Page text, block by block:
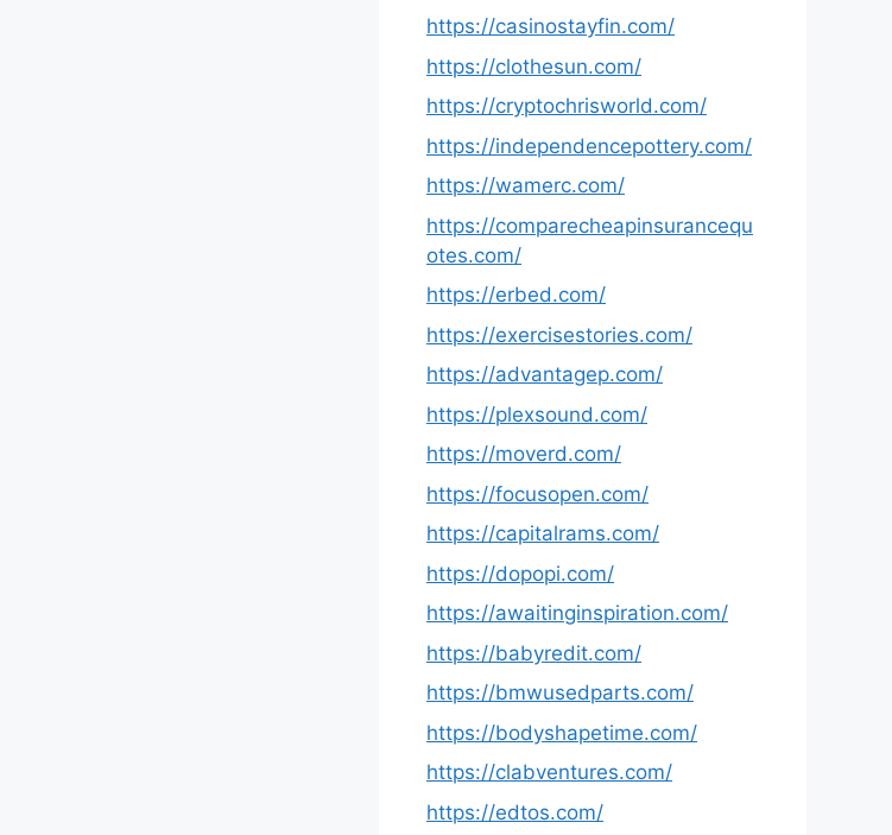
https://casinostayfin.com/
https://clothesun.com/
https://cryptochrisworld.com/
https://independencepottery.com/
https://wamerc.com/
https://comparecheapinsurancequ
otes.com/
https://erbed.com/
https://exercisestories.com/
https://advantagep.com/
https://plexsound.com/
https://moverd.com/
https://focusopen.com/
https://capitalrams.com/
https://dopopi.com/
https://awaitinginspiration.com/
https://babyredit.com/
https://bmwusedparts.com/
https://bodyshapetime.com/
https://clabventures.com/
https://edtos.com/